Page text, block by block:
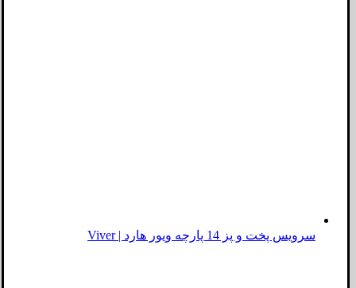
سرویس پخت و پز 14 پارچه ویور هارد | Viver